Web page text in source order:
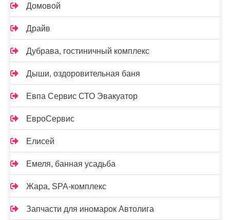
Домовой
Драйв
Дубрава, гостиничный комплекс
Дыши, оздоровительная баня
Евпа Сервис СТО Эвакуатор
ЕвроСервис
Елисей
Емеля, банная усадьба
Жара, SPA-комплекс
Запчасти для иномарок Автолига